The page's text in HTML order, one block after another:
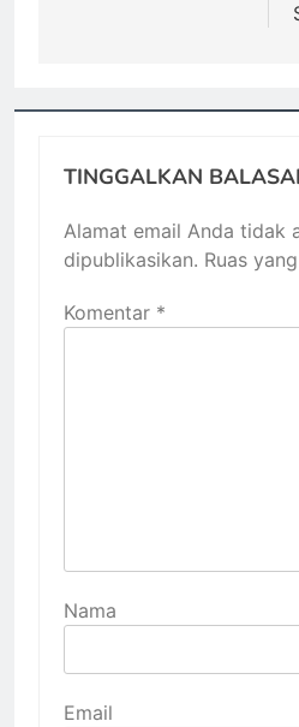
TINGGALKAN
Alamat email Anda tidak
dipublikasikan. Ruas
Komentar *
Nama
Email